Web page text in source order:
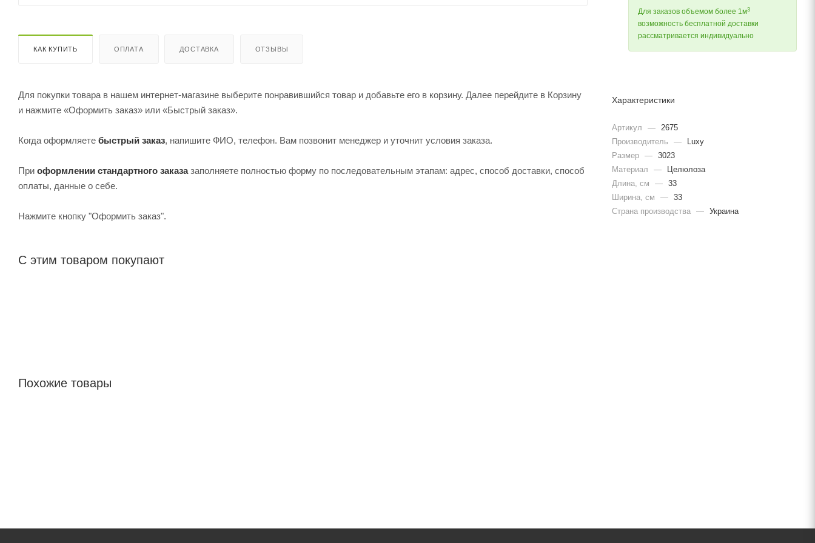
КАК КУПИТЬ ОПЛАТА ДОСТАВКА ОТЗЫВЫ
Для покупки товара в нашем интернет-магазине выберите понравившийся товар и добавьте его в корзину. Далее перейдите в Корзину
и нажмите «Оформить заказ» или «Быстрый заказ».
Когда оформляете быстрый заказ, напишите ФИО, телефон. Вам позвонит менеджер и уточнит условия заказа.
При оформлении стандартного заказа заполняете полностью форму по последовательным этапам: адрес, способ доставки, способ
оплаты, данные о себе.
Нажмите кнопку "Оформить заказ".
С этим товаром покупают
Похожие товары
Для заказов объемом более 1м3
возможность бесплатной доставки
рассматривается индивидуально
Характеристики
Артикул —
2675
Производитель
—
Luxy
Размер — 3023
Материал
—
Целюлоза
Длина, cм
— 33
Ширина, cм
— 33
Страна производства — Украина